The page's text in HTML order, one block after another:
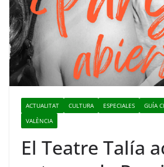
ACTUALITAT CULTURA ESPECIALES GUÍA
VALÈNCIA
El Teatre Talía